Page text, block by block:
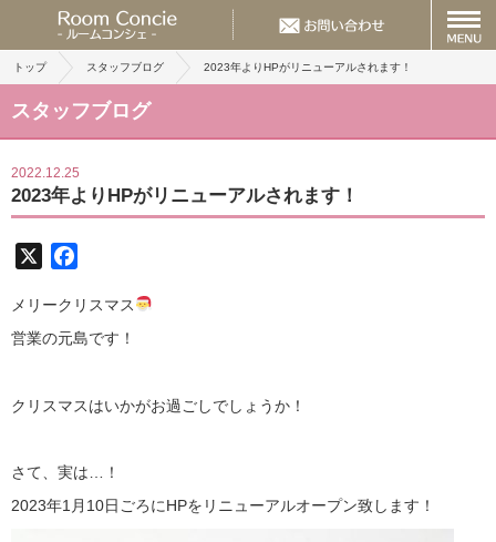
トップ スタッフブログ 2023年よりHPがリニューアルされます！
スタッフブログ
2022.12.25
2023年よりHPがリニューアルされます！
メリークリスマス
営業の元島です！
クリスマスはいかがお過ごしでしょうか！
さて、実は…！
2023年1月10日ごろにHPをリニューアルオープン致します！